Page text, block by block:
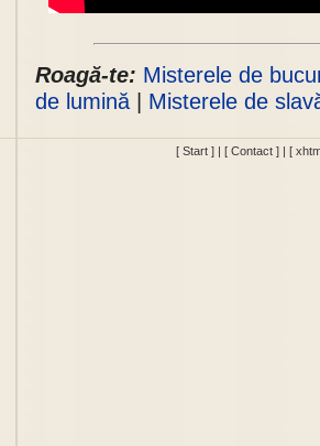
Roagă-te: Misterele de
de lumină | Misterele de
[ Start ] | [ Contact ] | [